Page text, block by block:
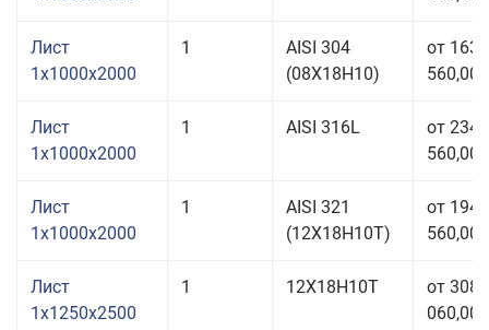
Лист
1x1000x2000
1
AISI 304
(08Х18Н10)
от 163
560,00
Лист
1x1000x2000
1 AISI 316L
от 234
560,00
Лист
1x1000x2000
1
AISI 321
(12Х18Н10Т)
от 194
560,00
Лист
1x1250x2500
1 12Х18Н10Т
от 308
060,00